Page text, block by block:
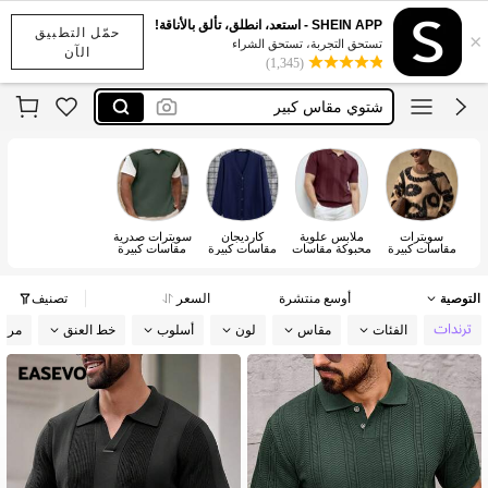
حمّل التطبيق
الآن
×
SHEIN APP - استعد، انطلق، تألق بالأناقة!
تستحق التجربة، تستحق الشراء
(1,345)
pull homme
كاروهات رجال
شتوي مقاس كبير
ملابس رجاليه مقاسات كبيره
pull homme
كاروهات رجال
سويترات
مقاسات كبيرة
ملابس علوية
محبوكة مقاسات
كارديجان
مقاسات كبيرة
سويترات صدرية
مقاسات كبيرة
التوصية أوسع منتشرة السعر تصنيف
الفئات مقاس لون أسلوب خط العنق